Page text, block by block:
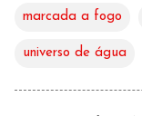
marcada a fogo
universo de água